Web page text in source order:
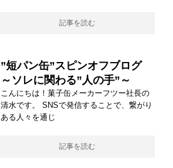
記事を読む
”短パン缶”スピンオフブログ
～ソレに関わる”人の手”～
こんにちは！菓子缶メーカーフツー社長の
清水です。 SNSで発信することで、繋がり
ある人々を通じ
記事を読む